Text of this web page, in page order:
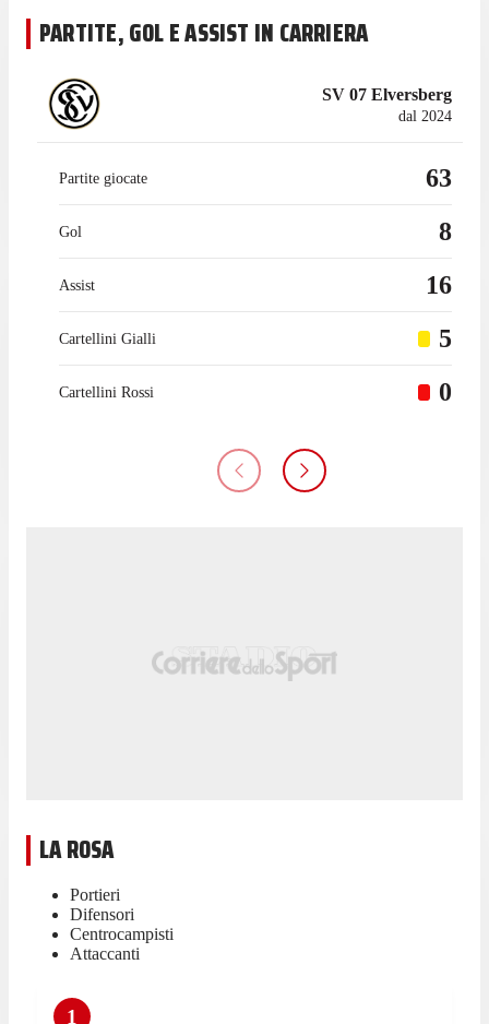
PARTITE, GOL E ASSIST IN CARRIERA
SV 07 Elversberg
dal 2024
Partite giocate 63
Gol 8
Assist 16
Cartellini Gialli 5
Cartellini Rossi 0
LA ROSA
Portieri
Difensori
Centrocampisti
Attaccanti
1